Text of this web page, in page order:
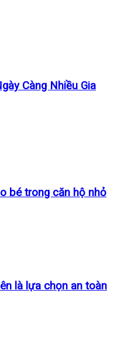
Càng Nhiều Gia
bé trong căn hộ nhỏ
là lựa chọn an toàn